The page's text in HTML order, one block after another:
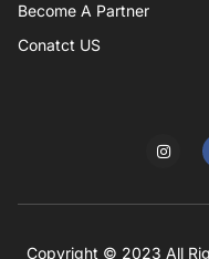
Become A Partner
Conatct US
I
n
a
a
Copyright © 2023 All